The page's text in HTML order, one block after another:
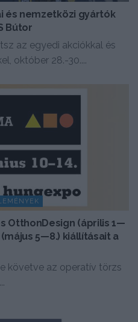
és nemzetközi gyártók
Bútor
az egyedi akciókkal és
október 28.-30....
OtthonDesign (április 1—
5—8.) kiállításait a
követve az operatív törzs